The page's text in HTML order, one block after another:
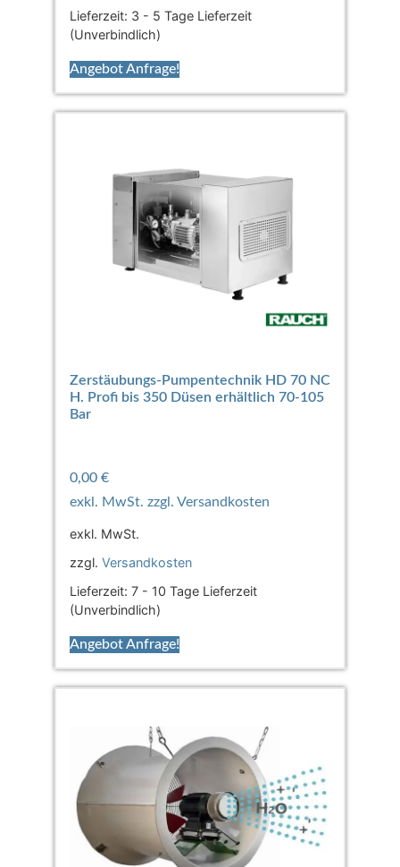
Lieferzeit: 3 - 5 Tage Lieferzeit
(Unverbindlich)
Angebot Anfrage!
Zerstäubungs-Pumpentechnik HD 70 NC
H. Profi bis 350 Düsen erhältlich 70-105
Bar
0,00 €
exkl. MwSt.
zzgl. Versandkosten
Lieferzeit: 7 - 10 Tage Lieferzeit
(Unverbindlich)
Angebot Anfrage!